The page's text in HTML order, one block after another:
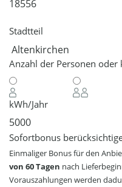
Stadtteil
Anzahl der Personen oder
kWh/Jahr
Sofortbonus
Einmaliger Bonus für den
von 60 Tagen nach
Vorauszahlungen werden